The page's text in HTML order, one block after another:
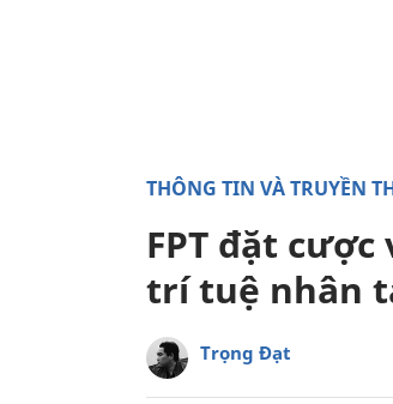
THÔNG TIN VÀ TRUYỀN
FPT đặt
trí tuệ nhân
Trọng Đạt